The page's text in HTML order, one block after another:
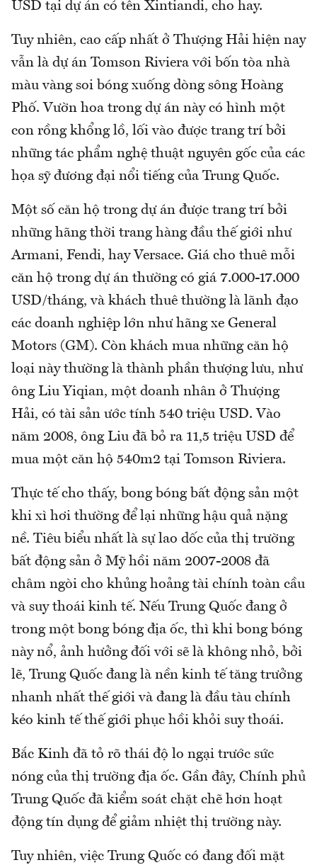
USD tại dự án có tên Xintiandi, cho hay.
Tuy nhiên, cao cấp nhất ở Thượng Hải hiện nay
vẫn là dự án Tomson Riviera với bốn tòa nhà
màu vàng soi bóng xuống dòng sông Hoàng
Phố. Vườn hoa trong dự án này có hình một
con rồng khổng lồ, lối vào được trang trí bởi
những tác phẩm nghệ thuật nguyên gốc của các
họa sỹ đương đại nổi tiếng của Trung Quốc.
Một số căn hộ trong dự án được trang trí bởi
những hãng thời trang hàng đầu thế giới như
Armani, Fendi, hay Versace. Giá cho thuê mỗi
căn hộ trong dự án thường có giá 7.000-17.000
USD/tháng, và khách thuê thường là lãnh đạo
các doanh nghiệp lớn như hãng xe General
Motors (GM). Còn khách mua những căn hộ
loại này thường là thành phần thượng lưu, như
ông Liu Yiqian, một doanh nhân ở Thượng
Hải, có tài sản ước tính 540 triệu USD. Vào
năm 2008, ông Liu đã bỏ ra 11,5 triệu USD để
mua một căn hộ 540m2 tại Tomson Riviera.
Thực tế cho thấy, bong bóng bất động sản một
khi xì hơi thường để lại những hậu quả nặng
nề. Tiêu biểu nhất là sự lao dốc của thị trường
bất động sản ở Mỹ hồi năm 2007-2008 đã
châm ngòi cho khủng hoảng tài chính toàn cầu
và suy thoái kinh tế. Nếu Trung Quốc đang ở
trong một bong bóng địa ốc, thì khi bong bóng
này nổ, ảnh hưởng đối với sẽ là không nhỏ, bởi
lẽ, Trung Quốc đang là nền kinh tế tăng trưởng
nhanh nhất thế giới và đang là đầu tàu chính
kéo kinh tế thế giới phục hồi khỏi suy thoái.
Bắc Kinh đã tỏ rõ thái độ lo ngại trước sức
nóng của thị trường địa ốc. Gần đây, Chính phủ
Trung Quốc đã kiểm soát chặt chẽ hơn hoạt
động tín dụng để giảm nhiệt thị trường này.
Tuy nhiên, việc Trung Quốc có đang đối mặt